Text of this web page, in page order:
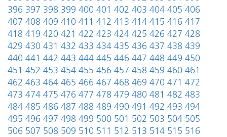
396 397 398 399 400 401 402 403 404 405 406
407 408 409 410 411 412 413 414 415 416 417
418 419 420 421 422 423 424 425 426 427 428
429 430 431 432 433 434 435 436 437 438 439
440 441 442 443 444 445 446 447 448 449 450
451 452 453 454 455 456 457 458 459 460 461
462 463 464 465 466 467 468 469 470 471 472
473 474 475 476 477 478 479 480 481 482 483
484 485 486 487 488 489 490 491 492 493 494
495 496 497 498 499 500 501 502 503 504 505
506 507 508 509 510 511 512 513 514 515 516